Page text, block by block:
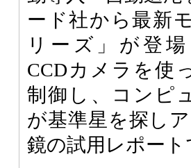
ード社から最新
リーズ」が登場
CCDカメラを使
制御し、コンピ
が基準星を探し
鏡の試用レポート